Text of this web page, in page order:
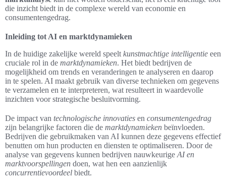
die inzicht biedt in de complexe wereld van economie en
consumentengedrag.
Inleiding tot AI en marktdynamieken
In de huidige zakelijke wereld speelt kunstmachtige intelligentie een
cruciale rol in de marktdynamieken. Het biedt bedrijven de
mogelijkheid om trends en veranderingen te analyseren en daarop
in te spelen. AI maakt gebruik van diverse technieken om gegevens
te verzamelen en te interpreteren, wat resulteert in waardevolle
inzichten voor strategische besluitvorming.
De impact van technologische innovaties en consumentengedrag
zijn belangrijke factoren die de marktdynamieken beïnvloeden.
Bedrijven die gebruikmaken van AI kunnen deze gegevens effectief
benutten om hun producten en diensten te optimaliseren. Door de
analyse van gegevens kunnen bedrijven nauwkeurige AI en
marktvoorspellingen doen, wat hen een aanzienlijk
concurrentievoordeel biedt.